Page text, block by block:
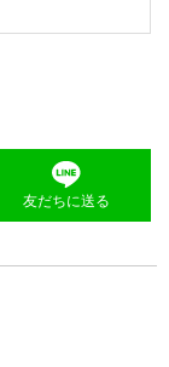
友だちに送る